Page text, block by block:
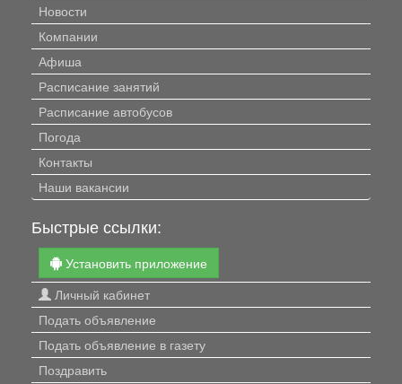
Новости
Компании
Афиша
Расписание занятий
Расписание автобусов
Погода
Контакты
Наши вакансии
Быстрые ссылки:
Установить приложение
Личный кабинет
Подать объявление
Подать объявление в газету
Поздравить